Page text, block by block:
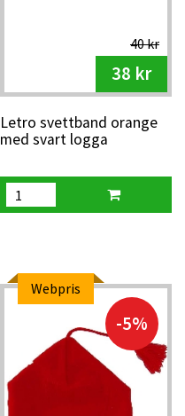
40 kr
38 kr
Letro svettband orange
med svart logga
Webpris
-5%